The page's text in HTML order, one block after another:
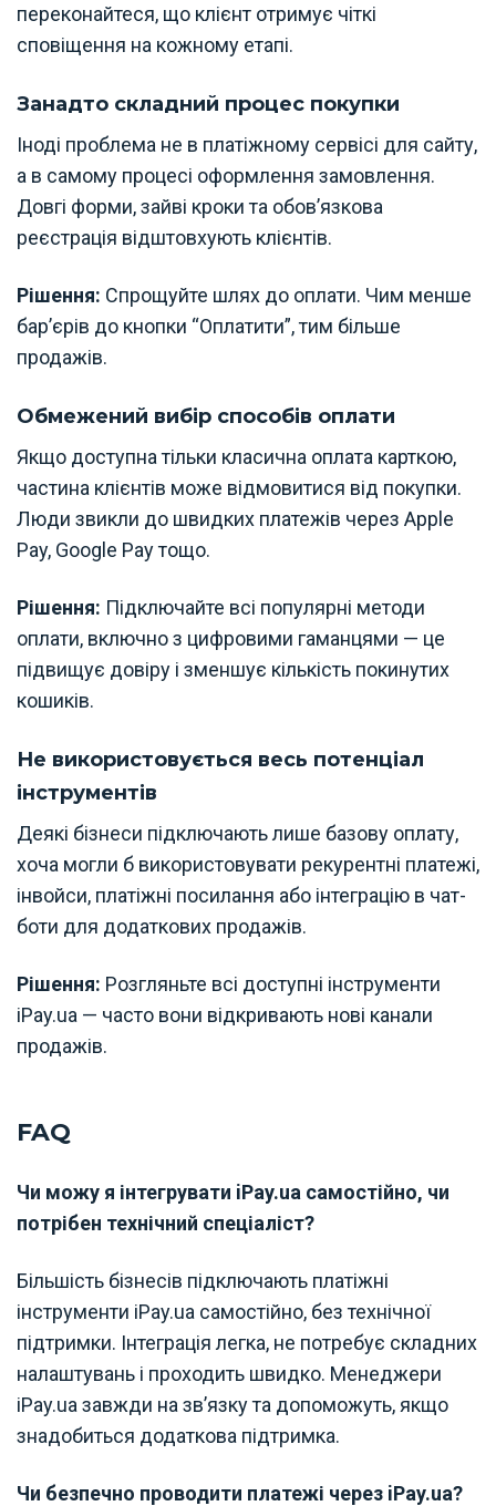
переконайтеся, що клієнт отримує чіткі
сповіщення на кожному етапі.
Занадто складний процес покупки
Іноді проблема не в платіжному сервісі для сайту,
а в самому процесі оформлення замовлення.
Довгі форми, зайві кроки та обов’язкова
реєстрація відштовхують клієнтів.
Рішення: Спрощуйте шлях до оплати. Чим менше
бар’єрів до кнопки “Оплатити”, тим більше
продажів.
Обмежений вибір способів оплати
Якщо доступна тільки класична оплата карткою,
частина клієнтів може відмовитися від покупки.
Люди звикли до швидких платежів через Apple
Pay, Google Pay тощо.
Рішення: Підключайте всі популярні методи
оплати, включно з цифровими гаманцями — це
підвищує довіру і зменшує кількість покинутих
кошиків.
Не використовується весь потенціал
інструментів
Деякі бізнеси підключають лише базову оплату,
хоча могли б використовувати рекурентні платежі,
інвойси, платіжні посилання або інтеграцію в чат-
боти для додаткових продажів.
Рішення: Розгляньте всі доступні інструменти
iPay.ua — часто вони відкривають нові канали
продажів.
FAQ
Чи можу я інтегрувати iPay.ua самостійно, чи
потрібен технічний спеціаліст?
Більшість бізнесів підключають платіжні
інструменти iPay.ua самостійно, без технічної
підтримки. Інтеграція легка, не потребує складних
налаштувань і проходить швидко. Менеджери
iPay.ua завжди на зв’язку та допоможуть, якщо
знадобиться додаткова підтримка.
Чи безпечно проводити платежі через iPay.ua?